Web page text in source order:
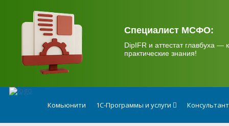
Специалист МСФО:
DipIFR и аттестат главбуха —
практические знания!
Комьюнити 1С-Программы и услуги